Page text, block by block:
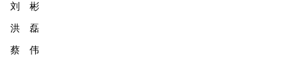
刘 彬
洪 磊
蔡 伟